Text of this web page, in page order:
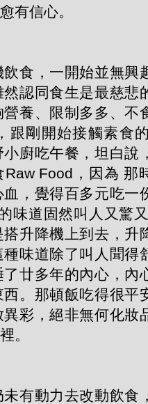
有信心。
食，一開始並無興
認同食生是最慈悲
養、限制多多、不
跟剛開始接觸素食
廚吃午餐，坦白說
Food，因為 那
，覺得百多元吃一
味道固然叫人又驚
升降機上到去，升
味道除了叫人聞得
廿多年的內心，內
。那頓飯吃得很平
彩，絕非無何化妝
。
有動力去改動飲食